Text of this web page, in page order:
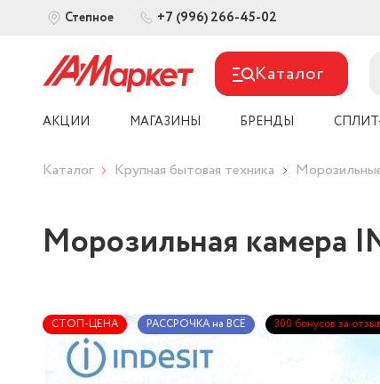
Степное +7 (996) 266-45-02
Каталог
АКЦИИ МАГАЗИНЫ БРЕНДЫ
Каталог Крупная бытовая техника
Морозильная камера
СТОП-ЦЕНА РАССРОЧКА на ВСЁ 300 бонусов за отзыв